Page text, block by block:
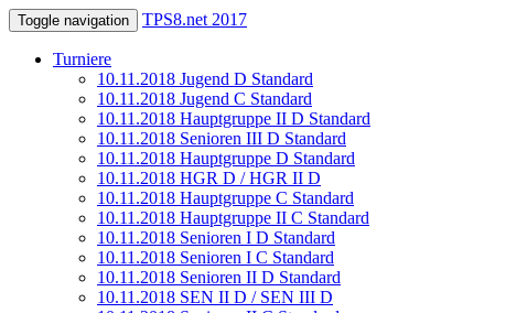
Toggle navigation TPS8.net 2017
Turniere
10.11.2018 Jugend D Standard
10.11.2018 Jugend C Standard
10.11.2018 Hauptgruppe II D Standard
10.11.2018 Senioren III D Standard
10.11.2018 Hauptgruppe D Standard
10.11.2018 HGR D / HGR II D
10.11.2018 Hauptgruppe C Standard
10.11.2018 Hauptgruppe II C Standard
10.11.2018 Senioren I D Standard
10.11.2018 Senioren I C Standard
10.11.2018 Senioren II D Standard
10.11.2018 SEN II D / SEN III D